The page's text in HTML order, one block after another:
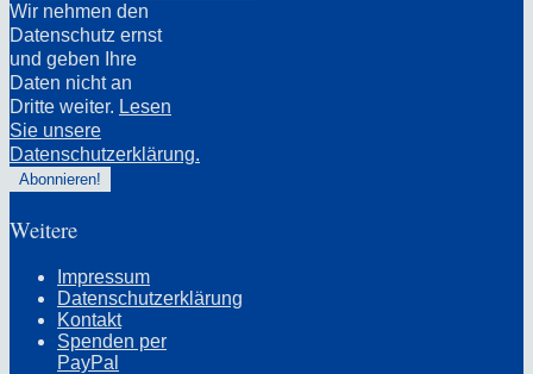
Wir nehmen den
Datenschutz ernst
und geben Ihre
Daten nicht an
Dritte weiter. Lesen
Sie unsere
Datenschutzerklärung.
Weitere
Impressum
Datenschutzerklärung
Kontakt
Spenden per
PayPal